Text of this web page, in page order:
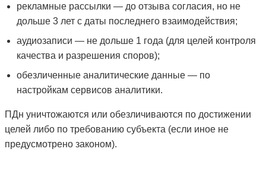
рекламные рассылки — до отзыва согласия, но не
дольше 3 лет с даты последнего взаимодействия;
аудиозаписи — не дольше 1 года (для целей контроля
качества и разрешения споров);
обезличенные аналитические данные — по
настройкам сервисов аналитики.
ПДн уничтожаются или обезличиваются по достижении
целей либо по требованию субъекта (если иное не
предусмотрено законом).